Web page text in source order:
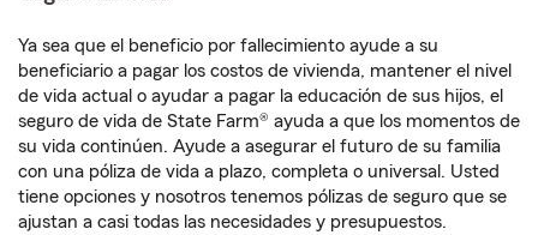
Ya sea que el beneficio por fallecimiento ayude a su
beneficiario a pagar los costos de vivienda, mantener el nivel
de vida actual o ayudar a pagar la educación de sus hijos, el
seguro de vida de State Farm® ayuda a que los momentos de
su vida continúen. Ayude a asegurar el futuro de su familia
con una póliza de vida a plazo, completa o universal. Usted
tiene opciones y nosotros tenemos pólizas de seguro que se
ajustan a casi todas las necesidades y presupuestos.